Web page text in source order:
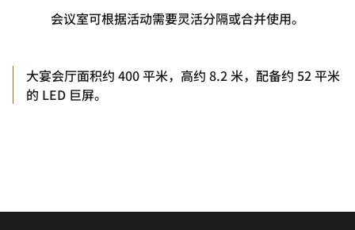
会议室可根据活动需要灵活分隔或合并使用。
大宴会厅面积约 400 平米，高约 8.2 米，配备约 52 平米
的 LED 巨屏。